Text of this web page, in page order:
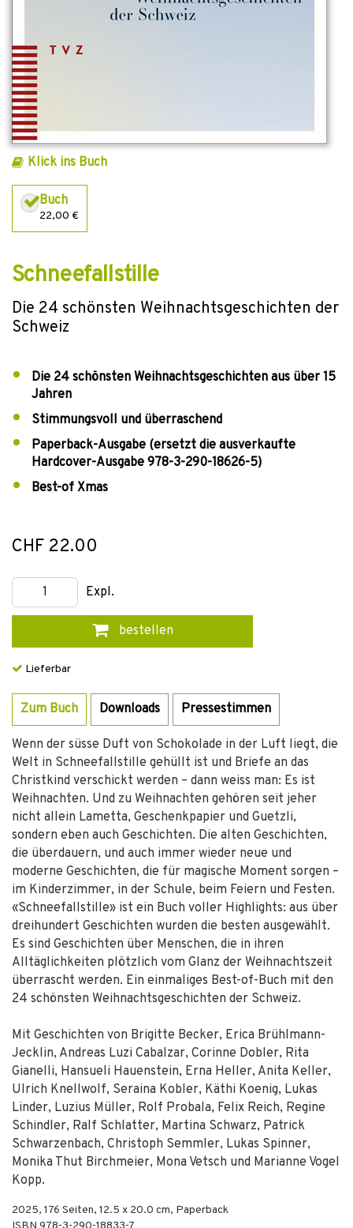
Klick ins Buch
Buch
22,00 €
Schneefallstille
Die 24 schönsten Weihnachtsgeschichten der
Schweiz
Die 24 schönsten Weihnachtsgeschichten aus über 15
Jahren
Stimmungsvoll und überraschend
Paperback-Ausgabe (ersetzt die ausverkaufte
Hardcover-Ausgabe 978-3-290-18626-5)
Best-of Xmas
CHF 22.00
Expl.
bestellen
Lieferbar
Zum Buch Downloads Pressestimmen
Wenn der süsse Duft von Schokolade in der Luft liegt, die
Welt in Schneefallstille gehüllt ist und Briefe an das
Christkind verschickt werden – dann weiss man: Es ist
Weihnachten. Und zu Weihnachten gehören seit jeher
nicht allein Lametta, Geschenkpapier und Guetzli,
sondern eben auch Geschichten. Die alten Geschichten,
die überdauern, und auch immer wieder neue und
moderne Geschichten, die für magische Moment sorgen –
im Kinderzimmer, in der Schule, beim Feiern und Festen.
«Schneefallstille» ist ein Buch voller Highlights: aus über
dreihundert Geschichten wurden die besten ausgewählt.
Es sind Geschichten über Menschen, die in ihren
Alltäglichkeiten plötzlich vom Glanz der Weihnachtszeit
überrascht werden. Ein einmaliges Best-of-Buch mit den
24 schönsten Weihnachtsgeschichten der Schweiz.
Mit Geschichten von Brigitte Becker, Erica Brühlmann-
Jecklin, Andreas Luzi Cabalzar, Corinne Dobler, Rita
Gianelli, Hansueli Hauenstein, Erna Heller, Anita Keller,
Ulrich Knellwolf, Seraina Kobler, Käthi Koenig, Lukas
Linder, Luzius Müller, Rolf Probala, Felix Reich, Regine
Schindler, Ralf Schlatter, Martina Schwarz, Patrick
Schwarzenbach, Christoph Semmler, Lukas Spinner,
Monika Thut Birchmeier, Mona Vetsch und Marianne Vogel
Kopp.
2025, 176 Seiten, 12.5 x 20.0 cm, Paperback